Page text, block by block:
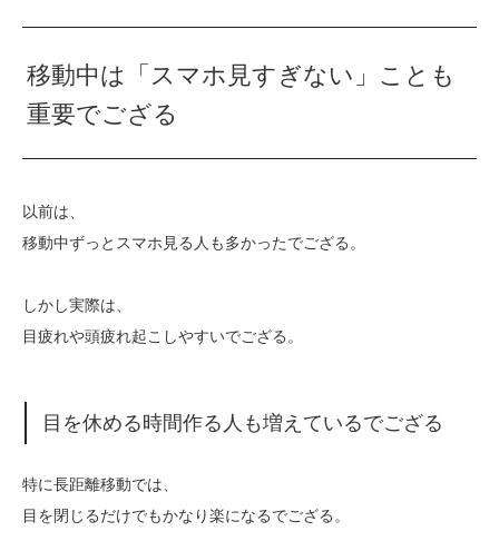
移動中は「スマホ見すぎない」ことも
重要でござる
以前は、
移動中ずっとスマホ見る人も多かったでござる。
しかし実際は、
目疲れや頭疲れ起こしやすいでござる。
目を休める時間作る人も増えているでござる
特に長距離移動では、
目を閉じるだけでもかなり楽になるでござる。